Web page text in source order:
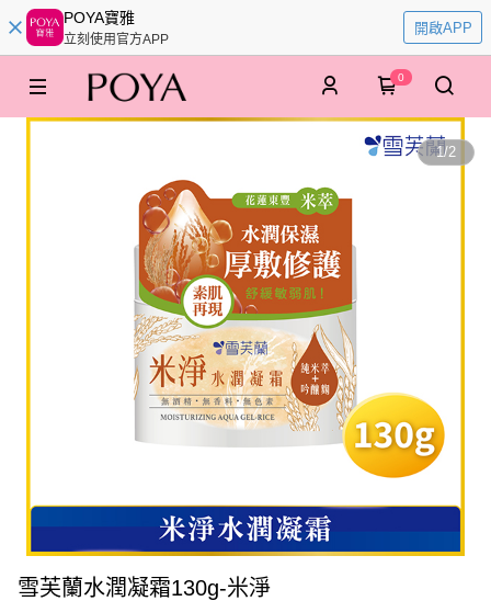
POYA寶雅
立刻使用官方APP
開啟APP
0
1/2
雪芙蘭水潤凝霜130g-米淨